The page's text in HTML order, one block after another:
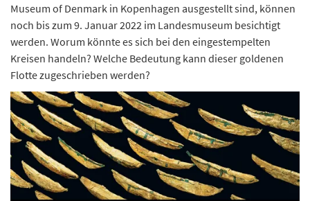
Museum of Denmark in Kopenhagen ausgestellt sind, können
noch bis zum 9. Januar 2022 im Landesmuseum besichtigt
werden. Worum könnte es sich bei den eingestempelten
Kreisen handeln? Welche Bedeutung kann dieser goldenen
Flotte zugeschrieben werden?